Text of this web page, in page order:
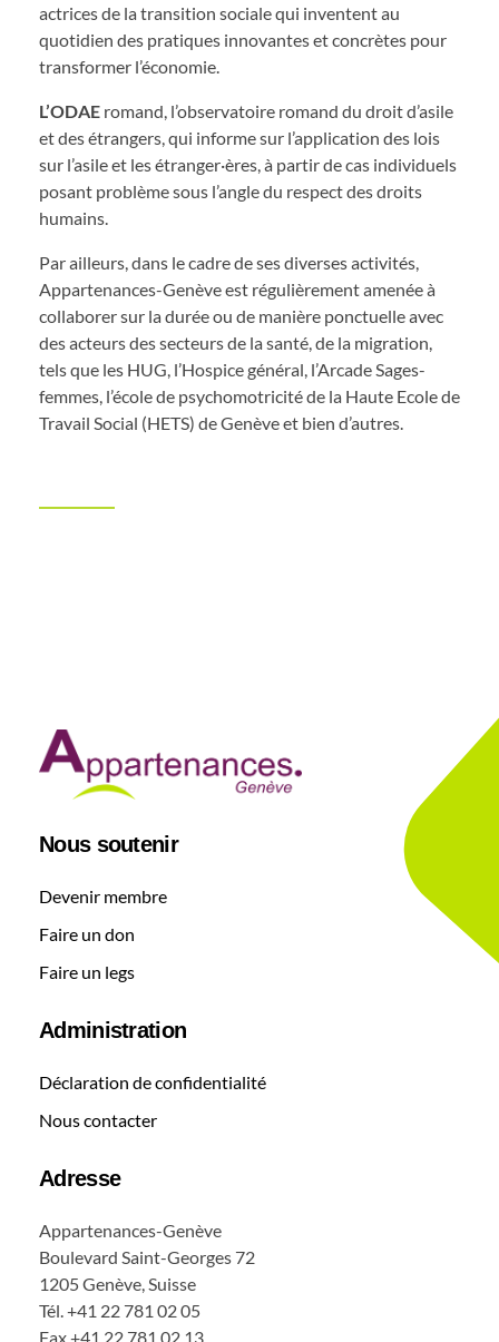
actrices de la transition sociale qui inventent au
quotidien des pratiques innovantes et concrètes pour
transformer l’économie.
L’ODAE romand, l’observatoire romand du droit d’asile
et des étrangers, qui informe sur l’application des lois
sur l’asile et les étranger·ères, à partir de cas individuels
posant problème sous l’angle du respect des droits
humains.
Par ailleurs, dans le cadre de ses diverses activités,
Appartenances-Genève est régulièrement amenée à
collaborer sur la durée ou de manière ponctuelle avec
des acteurs des secteurs de la santé, de la migration,
tels que les HUG, l’Hospice général, l’Arcade Sages-
femmes, l’école de psychomotricité de la Haute Ecole de
Travail Social (HETS) de Genève et bien d’autres.
Nous soutenir
Devenir membre
Faire un don
Faire un legs
Administration
Déclaration de confidentialité
Nous contacter
Adresse
Appartenances-Genève
Boulevard Saint-Georges 72
1205 Genève, Suisse
Tél. +41 22 781 02 05
Fax +41 22 781 02 13